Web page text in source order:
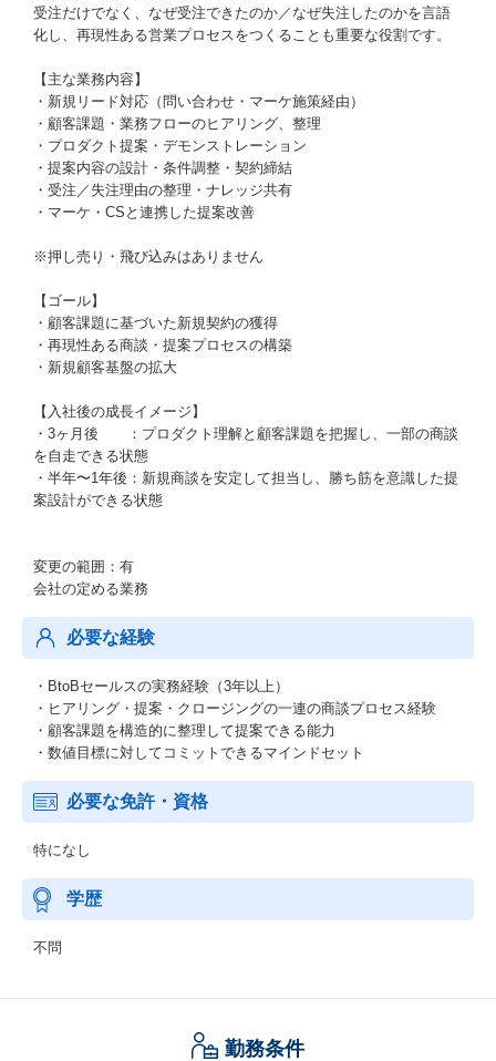
受注だけでなく、なぜ受注できたのか／なぜ失注したのかを言語
化し、再現性ある営業プロセスをつくることも重要な役割です。
【主な業務内容】
・新規リード対応（問い合わせ・マーケ施策経由）
・顧客課題・業務フローのヒアリング、整理
・プロダクト提案・デモンストレーション
・提案内容の設計・条件調整・契約締結
・受注／失注理由の整理・ナレッジ共有
・マーケ・CSと連携した提案改善
※押し売り・飛び込みはありません
【ゴール】
・顧客課題に基づいた新規契約の獲得
・再現性ある商談・提案プロセスの構築
・新規顧客基盤の拡大
【入社後の成長イメージ】
・3ヶ月後 ：プロダクト理解と顧客課題を把握し、一部の商談
を自走できる状態
・半年〜1年後：新規商談を安定して担当し、勝ち筋を意識した提
案設計ができる状態
変更の範囲：有
会社の定める業務
必要な経験
・BtoBセールスの実務経験（3年以上）
・ヒアリング・提案・クロージングの一連の商談プロセス経験
・顧客課題を構造的に整理して提案できる能力
・数値目標に対してコミットできるマインドセット
必要な免許・資格
特になし
学歴
不問
勤務条件